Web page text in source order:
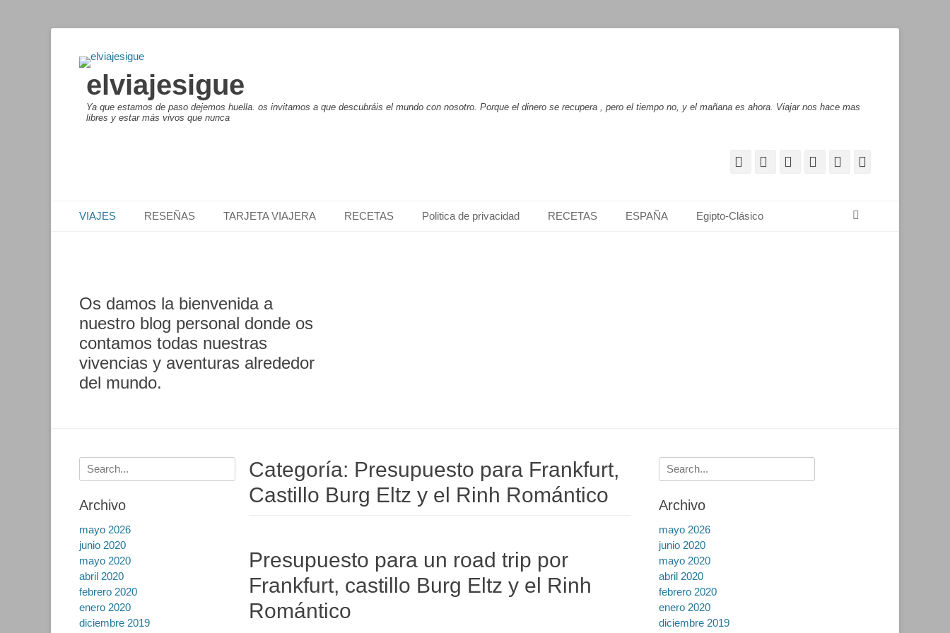
elviajesigue
Ya que estamos de paso dejemos huella. os invitamos a que descubráis el mundo con nosotro. Porque el dinero se recupera , pero el tiempo no, y el mañana es ahora. Viajar nos hace mas
libres y estar más vivos que nunca
Facebook
CorreoWordPress
PinterestYouTube
Menú principal
VIAJES RESEÑAS TARJETA VIAJERA RECETAS Politica de privacidad RECETAS ESPAÑA Egipto-Clásico
Os damos la bienvenida a
nuestro blog personal donde os
contamos todas nuestras
vivencias y aventuras alrededor
del mundo.
Categoría: Presupuesto para Frankfurt,
Castillo Burg Eltz y el Rinh Romántico
Presupuesto para un road trip por
Frankfurt, castillo Burg Eltz y el Rinh
Romántico
Buscar:
Archivo
mayo 2026
junio 2020
mayo 2020
abril 2020
febrero 2020
enero 2020
diciembre 2019
Buscar:
Archivo
mayo 2026
junio 2020
mayo 2020
abril 2020
febrero 2020
enero 2020
diciembre 2019